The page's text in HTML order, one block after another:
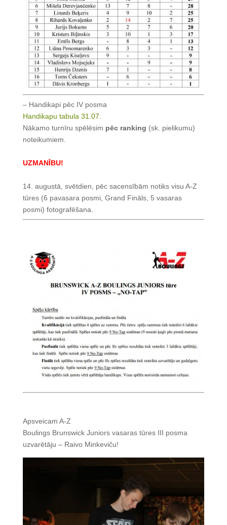
– Handikapi pēc IV posma
Handikapu tabula 31.07.
Nākamo turnīru spēlēsim pēc ranking (sk. pielikumu)
noteikumiem.
UZMANĪBU!
14. augustā, svētdien, pēc sacensībām notiks visu A-Z
tūres (6 pavasara posmi, Grand Fināls, 5 vasaras
posmi) fotografēšana.
Apsveicam A-Z
Boulings Brunswick Juniors vasaras tūres III posma
uzvarētāju – Raivo Minkeviču!